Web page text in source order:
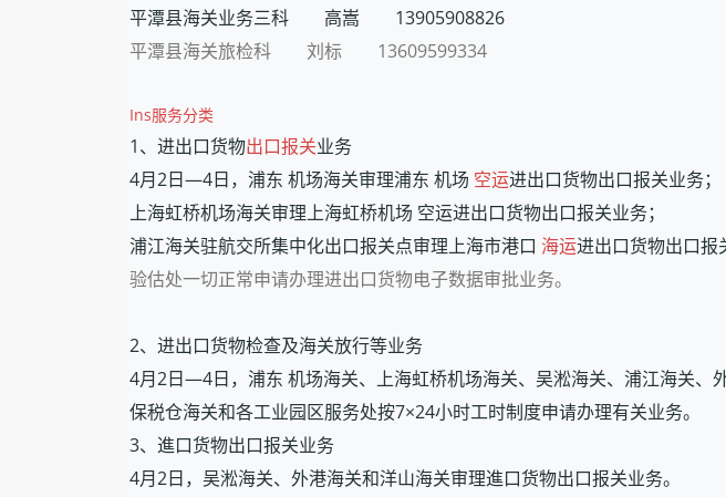
平潭县海关业务三科 高嵩 13905908826
平潭县海关旅检科 刘标 13609599334
Ins服务分类
1、 进出口货物出口报关业务
4月2日—4日，浦东 机场海关审理浦东 机场 空运进出口货物出口报关业务；
上海虹桥机场海关审理上海虹桥机场 空运进出口货物出口报关业务；
浦江海关驻航交所集中化出口报关点审理上海市港口 海运进出口货物出口报
验估处一切正常申请办理进出口货物电子数据审批业务。
2、 进出口货物检查及海关放行等业务
4月2日—4日，浦东 机场海关、上海虹桥机场海关、吴淞海关、浦江海关、
保税仓海关和各工业园区服务处按7×24小时工时制度申请办理有关业务。
3、 進口货物出口报关业务
4月2日，吴淞海关、外港海关和洋山海关审理進口货物出口报关业务。